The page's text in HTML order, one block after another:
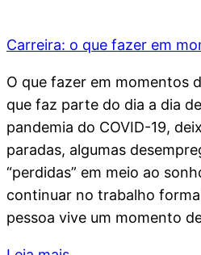
Carreira: o que fazer em
O que fazer em momentos
que faz parte do dia a dia
pandemia do COVID-19,
paradas, algumas
“perdidas” em meio ao
continuar no trabalho
pessoa vive um momento